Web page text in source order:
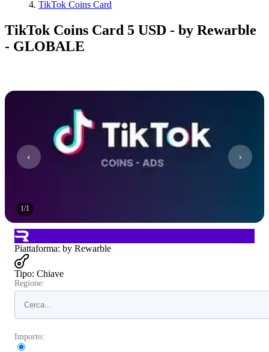
TikTok Coins Card
TikTok Coins Card 5 USD - by Rewarble
- GLOBALE
1/1
Piattaforma: by Rewarble
Tipo: Chiave
Regione:
Importo: